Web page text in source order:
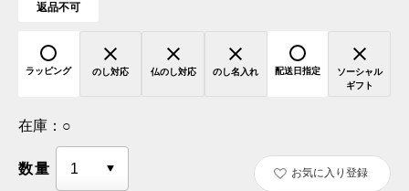
返品不可
ラッピング のし対応 仏のし対応 のし名入れ 配送日指定
ソーシャル
ギフト
在庫： ○
数量 お気に入り登録